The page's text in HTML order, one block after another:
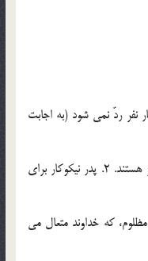
نفر ردّ نمي شود (به اجابت
رسد)، 1. امام عادل براي مردمي كه رعيّت او هستند. 2. پدر نيكوكار براي
صالح براي پدرش. 4. دعاي مظلوم، که خداوند متعال مي